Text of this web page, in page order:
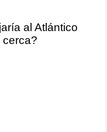
al Atlántico
cerca?